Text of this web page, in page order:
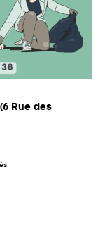
(6 Rue des